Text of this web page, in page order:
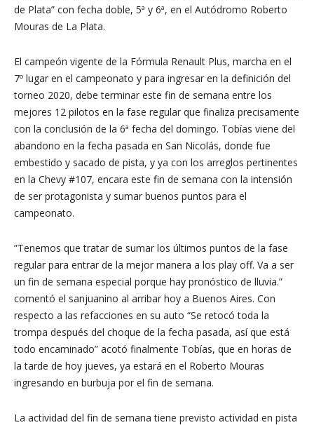
de Plata” con fecha doble, 5ª y 6ª, en el Autódromo Roberto
Mouras de La Plata.
El campeón vigente de la Fórmula Renault Plus, marcha en el
7º lugar en el campeonato y para ingresar en la definición del
torneo 2020, debe terminar este fin de semana entre los
mejores 12 pilotos en la fase regular que finaliza precisamente
con la conclusión de la 6ª fecha del domingo. Tobías viene del
abandono en la fecha pasada en San Nicolás, donde fue
embestido y sacado de pista, y ya con los arreglos pertinentes
en la Chevy #107, encara este fin de semana con la intensión
de ser protagonista y sumar buenos puntos para el
campeonato.
”Tenemos que tratar de sumar los últimos puntos de la fase
regular para entrar de la mejor manera a los play off. Va a ser
un fin de semana especial porque hay pronóstico de lluvia.”
comentó el sanjuanino al arribar hoy a Buenos Aires. Con
respecto a las refacciones en su auto “Se retocó toda la
trompa después del choque de la fecha pasada, así que está
todo encaminado” acotó finalmente Tobías, que en horas de
la tarde de hoy jueves, ya estará en el Roberto Mouras
ingresando en burbuja por el fin de semana.
La actividad del fin de semana tiene previsto actividad en pista